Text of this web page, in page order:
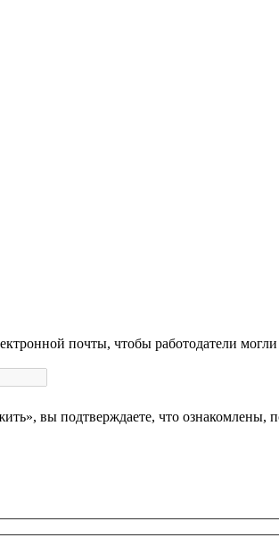
почты, чтобы работодатели
вы подтверждаете, что ознакомлены,